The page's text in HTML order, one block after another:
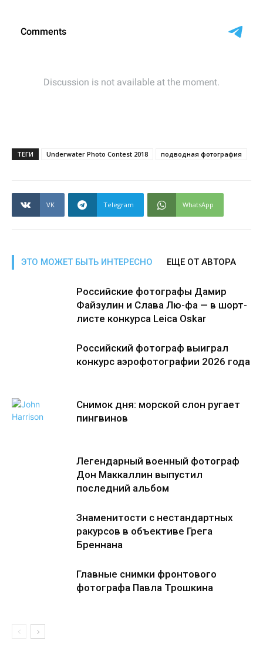
ТЕГИ Underwater Photo Contest 2018 подводная фотография
VK Telegram WhatsApp
ЭТО МОЖЕТ БЫТЬ ИНТЕРЕСНО ЕЩЕ ОТ АВТОРА
Российские фотографы Дамир
Файзулин и Слава Лю-фа — в шорт-
листе конкурса Leica Oskar
Российский фотограф выиграл
конкурс аэрофотографии 2026 года
Снимок дня: морской слон ругает
пингвинов
Легендарный военный фотограф
Дон Маккаллин выпустил
последний альбом
Знаменитости с нестандартных
ракурсов в объективе Грега
Бреннана
Главные снимки фронтового
фотографа Павла Трошкина